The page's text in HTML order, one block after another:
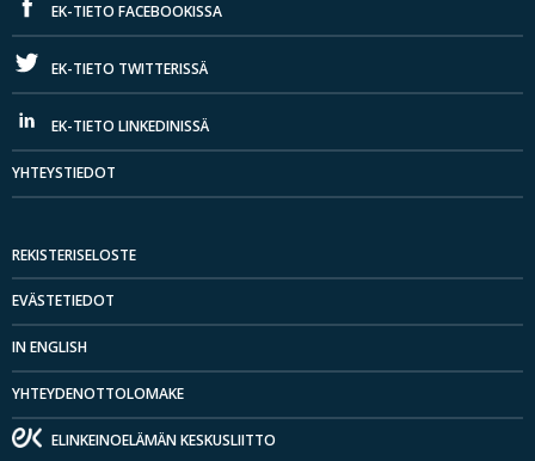
EK-TIETO FACEBOOKISSA
EK-TIETO TWITTERISSÄ
EK-TIETO LINKEDINISSÄ
YHTEYSTIEDOT
REKISTERISELOSTE
EVÄSTETIEDOT
IN ENGLISH
YHTEYDENOTTOLOMAKE
ELINKEINOELÄMÄN KESKUSLIITTO